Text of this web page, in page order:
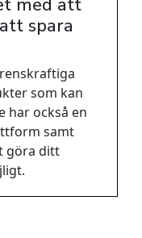
med att
spara
som kan
har också en
samt
göra ditt